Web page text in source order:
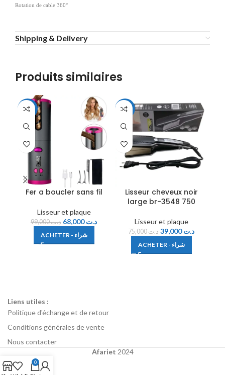
Rotation de cable 360°
Shipping & Delivery
Produits similaires
-31%
Fer a boucler sans fil
Lisseur et plaque
د.ت99,000 د.ت68,000
ACHETER - شراء
-48%
Lisseur cheveux noir
large br-3548 750
Lisseur et plaque
د.ت75,000 د.ت39,000
ACHETER - شراء
Liens utiles :
Politique d'échange et de retour
Conditions générales de vente
Nous contacter
Afariet 2024
0